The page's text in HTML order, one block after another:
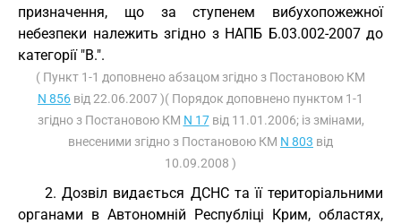
призначення, що за ступенем вибухопожежної
небезпеки належить згідно з НАПБ Б.03.002-2007 до
категорії "В.".
( Пункт 1-1 доповнено абзацом згідно з Постановою КМ
N 856 від 22.06.2007 )( Порядок доповнено пунктом 1-1
згідно з Постановою КМ N 17від 11.01.2006; із змінами,
внесеними згідно з Постановою КМ N 803 від
10.09.2008 )
2. Дозвіл видається ДСНС та її територіальними
органами в Автономній Республіці Крим, областях,